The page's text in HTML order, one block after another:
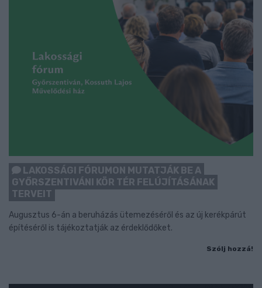
LAKOSSÁGI FÓRUMON MUTATJÁK BE A
GYŐRSZENTIVÁNI KÖR TÉR FELÚJÍTÁSÁNAK
TERVEIT
Augusztus 6-án a beruházás ütemezéséről és az új kerékpárút
építéséről is tájékoztatják az érdeklődőket.
Szólj hozzá!